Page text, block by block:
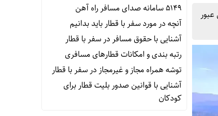
۵۱۴۹ سامانه صدای مسافر راه آهن
آنچه در مورد سفر با قطار باید بدانیم
آشنایی با حقوق مسافر در سفر با قطار
رتبه بندی و امکانات قطارهای مسافری
توشه همراه مجاز و غیرمجاز در سفر با قطار
آشنایی با قوانین صدور بلیت قطار برای
کودکان